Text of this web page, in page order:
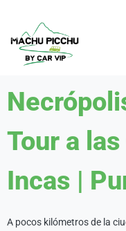
Tour a
Incas |
A pocos kilómetros de la